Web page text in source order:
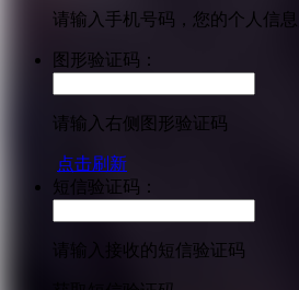
请输入手机号码，您的个人信
图形验证码：
请输入右侧图形验证码
点击刷新
短信验证码：
请输入接收的短信验证码